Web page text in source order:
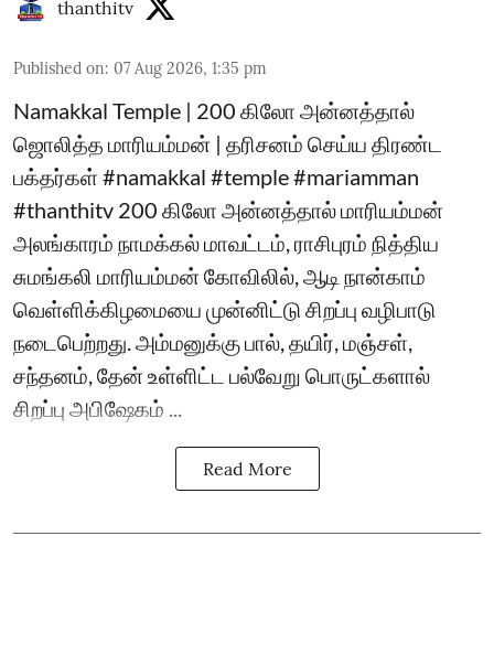
thanthitv
Published on: 07 Aug 2026, 1:35 pm
Namakkal Temple | 200 கிலோ அன்னத்தால்
ஜொலித்த மாரியம்மன் | தரிசனம் செய்ய திரண்ட
பக்தர்கள் #namakkal #temple #mariamman
#thanthitv 200 கிலோ அன்னத்தால் மாரியம்மன்
அலங்காரம் நாமக்கல் மாவட்டம், ராசிபுரம் நித்திய
சுமங்கலி மாரியம்மன் கோவிலில், ஆடி நான்காம்
வெள்ளிக்கிழமையை முன்னிட்டு சிறப்பு வழிபாடு
நடைபெற்றது. அம்மனுக்கு பால், தயிர், மஞ்சள்,
சந்தனம், தேன் உள்ளிட்ட பல்வேறு பொருட்களால்
சிறப்பு அபிஷேகம் ...
Read More